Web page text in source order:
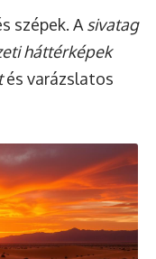
szépek. A sivatag
háttérképek
és varázslatos